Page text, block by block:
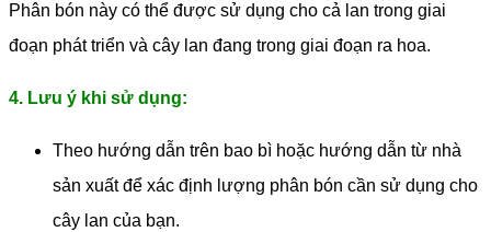
Phân bón này có thể được sử dụng cho cả lan trong giai
đoạn phát triển và cây lan đang trong giai đoạn ra hoa.
4. Lưu ý khi sử dụng:
Theo hướng dẫn trên bao bì hoặc hướng dẫn từ nhà
sản xuất để xác định lượng phân bón cần sử dụng cho
cây lan của bạn.